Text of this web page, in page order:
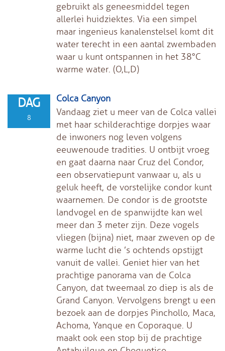
gebruikt als geneesmiddel tegen
allerlei huidziektes. Via een simpel
maar ingenieus kanalenstelsel komt dit
water terecht in een aantal zwembaden
waar u kunt ontspannen in het 38°C
warme water. (O,L,D)
DAG
8
Colca Canyon
Vandaag ziet u meer van de Colca vallei
met haar schilderachtige dorpjes waar
de inwoners nog leven volgens
eeuwenoude tradities. U ontbijt vroeg
en gaat daarna naar Cruz del Condor,
een observatiepunt vanwaar u, als u
geluk heeft, de vorstelijke condor kunt
waarnemen. De condor is de grootste
landvogel en de spanwijdte kan wel
meer dan 3 meter zijn. Deze vogels
vliegen (bijna) niet, maar zweven op de
warme lucht die ’s ochtends opstijgt
vanuit de vallei. Geniet hier van het
prachtige panorama van de Colca
Canyon, dat tweemaal zo diep is als de
Grand Canyon. Vervolgens brengt u een
bezoek aan de dorpjes Pinchollo, Maca,
Achoma, Yanque en Coporaque. U
maakt ook een stop bij de prachtige